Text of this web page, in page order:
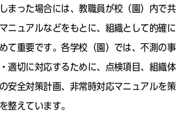
まった場合には、教職員が校（園）内で共
ニュアルなどをもとに、組織として的確に
て重要です。各学校（園）では、不測の事
適切に対応するために、点検項目、組織体
安全対策計画、非常時対応マニュアルを策
整えています。